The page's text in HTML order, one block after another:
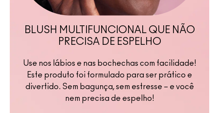
BLUSH MULTIFUNCIONAL QUE NÃO
PRECISA DE ESPELHO
Use nos lábios e nas bochechas com facilidade!
Este produto foi formulado para ser prático e
divertido. Sem bagunça, sem estresse – e você
nem precisa de espelho!